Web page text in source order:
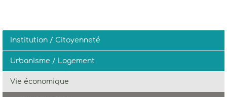
Institution / Citoyenneté
Urbanisme / Logement
Vie économique